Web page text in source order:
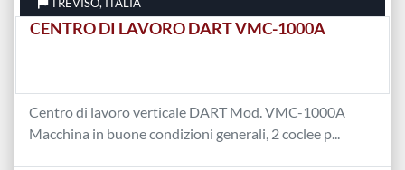
CENTRO DI LAVORO DART VMC-1000A
Centro di lavoro verticale DART Mod. VMC-1000A
Macchina in buone condizioni generali, 2 coclee p...